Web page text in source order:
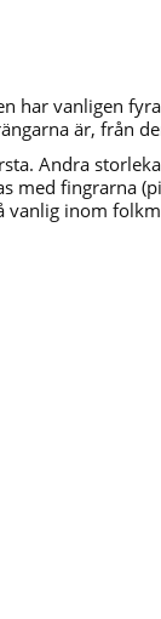
har vanligen
är, från
Andra
med fingrarna
inom